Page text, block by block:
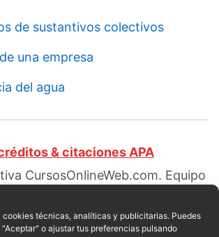
cookies técnicas, analíticas y publicitarias. Puedes
o ajustar tus preferencias pulsando
de sustantivos colectivos
una empresa
del agua
& citaciones APA
CursosOnlineWeb.com. Equipo
por:Elizabeth Ramírez
en fecha 08, 2026, desde el